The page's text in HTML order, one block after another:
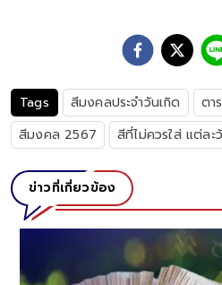
Tags สีมงคลประจำวันเกิด
ตา
สีมงคล 2567
สีที่ไม่ควรใส่ แต่ละ
ข่าวที่เกี่ยวข้อง